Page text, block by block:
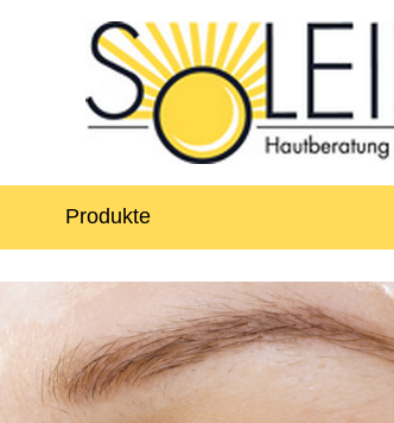
Produkte